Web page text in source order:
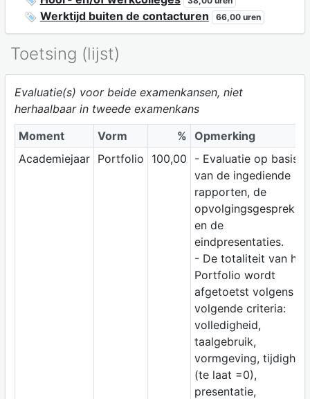
Werktijd buiten de contacturen 66,00 uren
Toetsing (lijst)
Evaluatie(s) voor beide examenkansen, niet
herhaalbaar in tweede examenkans
Moment
Vorm % Opmerking
Academiejaar
Portfolio 100,00
- Evaluatie op basis
van de ingediende
rapporten, de
en de
eindpresentaties.
- De totaliteit van het
Portfolio wordt
afgetoetst volgens
volgende criteria:
volledigheid,
taalgebruik,
vormgeving,
(te laat =0),
presentatie,